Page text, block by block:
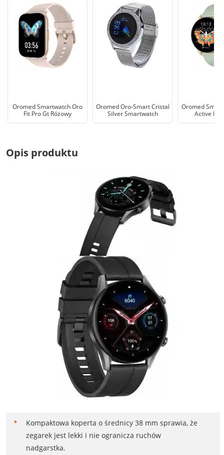
Oromed Smartwatch Oro
Fit Pro Gt Różowy
Oromed Oro-Smart Cristal
Silver Smartwatch
Oromed
Active
Opis produktu
Kompaktowa koperta o średnicy 38 mm sprawia, że
zegarek jest lekki i nie ogranicza ruchów
nadgarstka.